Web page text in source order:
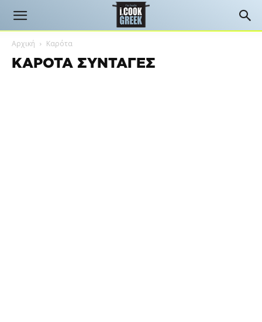
Αρχική Καρότα
ΚΑΡΌΤΑ ΣΥΝΤΑΓΈΣ